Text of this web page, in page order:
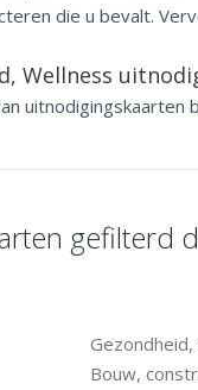
die u bevalt.
Wellness
gefilterd
Gezondheid,
Bouw,